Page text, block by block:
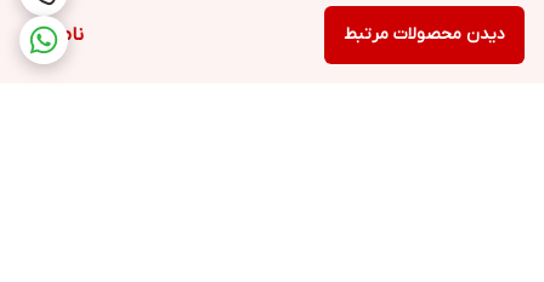
ناموجود دیدن محصولات مرتبط